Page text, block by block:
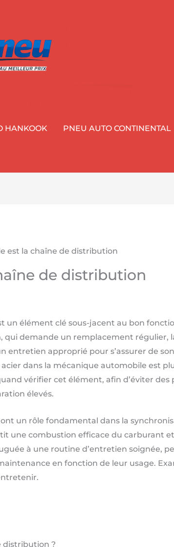
HANKOOK PNEU AUTO CONTINENTAL
est la chaîne de distribution
de distribution
un élément clé sous-jacent au bon
qui demande un remplacement régulier,
entretien approprié pour s’assurer de
dans la mécanique automobile est
vérifier cet élément, afin d’éviter des
élevés.
un rôle fondamental dans la
une combustion efficace du carburant
à une routine d’entretien soignée,
en fonction de leur usage.
distribution ?